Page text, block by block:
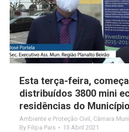
Esta terça-feira,
distribuídos 3800 mini
residências do
Ambiente e Proteção Civil , Câmara
By Filipa Pais 13 Abril 2021